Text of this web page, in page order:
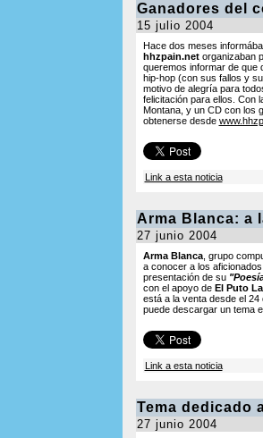
Ganadores del
15 julio 2004
Hace dos meses
hhzpain.netorganizaban
queremos informar de que
hip-hop (con sus fallos y
motivo de alegría para
felicitación para ellos. Con
Montana, y un CD con los
obtenerse desde
Link a esta noticia
Arma Blanca: a
27 junio 2004
Arma Blanca, grupo
a conocer a los
presentación de su
con el apoyo de El Puto
está a la venta desde el
puede descargar un tema
Link a esta noticia
Tema dedicado
27 junio 2004